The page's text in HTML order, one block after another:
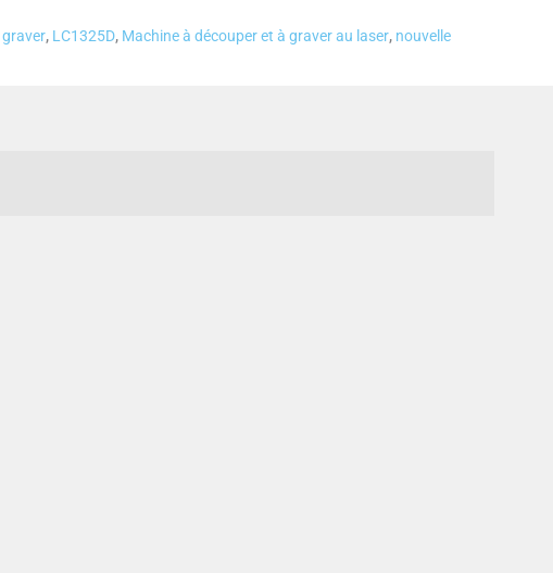
graver, LC1325D, Machine à découper et à graver au laser, nouvelle